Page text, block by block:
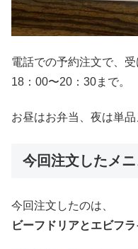
電話での予約注文で、
18：00〜20：30まで。
お昼はお弁当、夜は単品
今回注文したメ
今回注文したのは、
ビーフドリアとエビフ